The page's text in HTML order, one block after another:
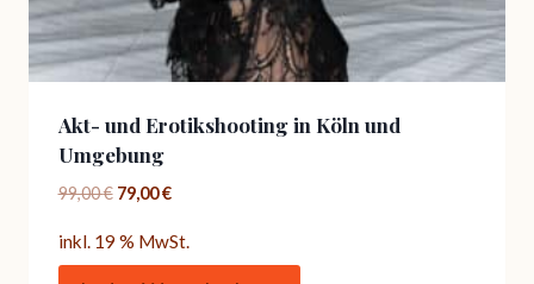
Akt- und Erotikshooting in Köln und
Umgebung
99,00€ Ursprünglicher
war:
79,00€Aktueller
ist:
inkl. 19 % MwSt.